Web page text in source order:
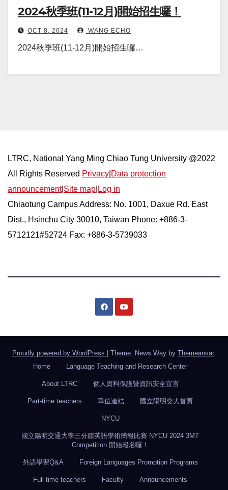
2024秋季班(11-12月)開始招生囉！
OCT 8, 2024 WANG ECHO
2024秋季班(11-12月)開始招生囉…
LTRC, National Yang Ming Chiao Tung University @2022
All Rights Reserved Privacy Data protection
announcement| Site map Log in
Chiaotung Campus Address: No. 1001, Daxue Rd. East
Dist., Hsinchu City 30010, Taiwan Phone: +886-3-
5712121#52724 Fax: +886-3-5739033
Proudly powered by WordPress Theme: News Way by Themeansar.
Home
Language Teaching and Research Center
About LTRC 個人資料保護暨資訊安全宣言
Part-time teachers 單位連結 國立陽明交大首頁
NYCU
國立陽明交通大學三分鐘英語學術簡報比賽 NYCU 2024 3MT
Competition 開始報名囉！
外語學習Q&A Foreign Languages Promotion Programs
Full-time teachers Faculty Announcements